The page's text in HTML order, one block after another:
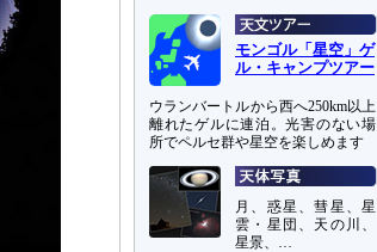
モンゴル「星空」ゲ
ル・キャンプツアー
ウランバートルから西へ250km以上
離れたゲルに連泊。光害のない場
所でペルセ群や星空を楽しめます
月、惑星、彗星、星
雲・星団、天の川、
星景、…